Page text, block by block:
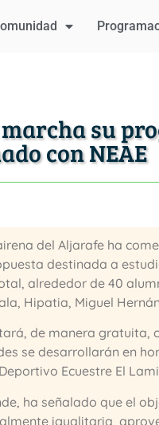
su
con NEAE
del Aljarafe ha
destinada a
alrededor de 40
Hipatia, Miguel
de manera gratuita,
se desarrollarán en
Ecuestre El
ha señalado que el
igualitaria,